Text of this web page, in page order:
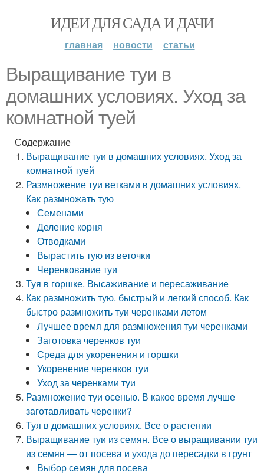
ИДЕИ ДЛЯ САДА И ДАЧИ
главная новости статьи
Выращивание туи в
домашних условиях. Уход за
комнатной туей
Содержание
Выращивание туи в домашних условиях. Уход за
комнатной туей
Размножение туи ветками в домашних условиях.
Как размножать тую
Семенами
Деление корня
Отводками
Вырастить тую из веточки
Черенкование туи
Туя в горшке. Высаживание и пересаживание
Как размножить тую. быстрый и легкий способ. Как
быстро размножить туи черенками летом
Лучшее время для размножения туи черенками
Заготовка черенков туи
Среда для укоренения и горшки
Укоренение черенков туи
Уход за черенками туи
Размножение туи осенью. В какое время лучше
заготавливать черенки?
Туя в домашних условиях. Все о растении
Выращивание туи из семян. Все о выращивании туи
из семян — от посева и ухода до пересадки в грунт
Выбор семян для посева